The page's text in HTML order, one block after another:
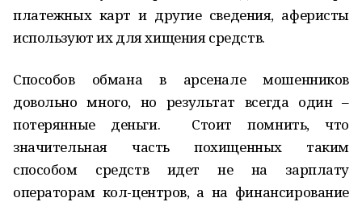
платежных карт и другие сведения, аферисты
используют их для хищения средств.
Способов обмана в арсенале мошенников
довольно много, но результат всегда один –
потерянные деньги. Стоит помнить, что
значительная часть похищенных таким
способом средств идет не на зарплату
операторам кол-центров, а на финансирование